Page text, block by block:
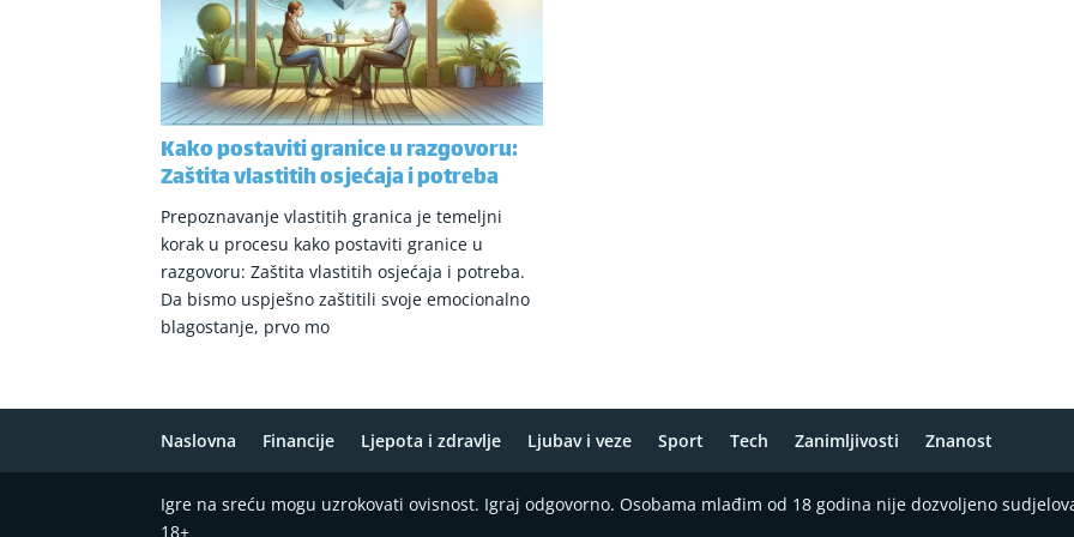
Kako postaviti granice u razgovoru:
Zaštita vlastitih osjećaja i potreba
Prepoznavanje vlastitih granica je temeljni
korak u procesu kako postaviti granice u
razgovoru: Zaštita vlastitih osjećaja i potreba.
Da bismo uspješno zaštitili svoje emocionalno
blagostanje, prvo mo
Naslovna Financije Ljepota i zdravlje Ljubav i veze Sport Tech Zanimljivosti Znanost
Igre na sreću mogu uzrokovati ovisnost. Igraj odgovorno. Osobama mlađim od 18 godina nije dozvoljeno
18+